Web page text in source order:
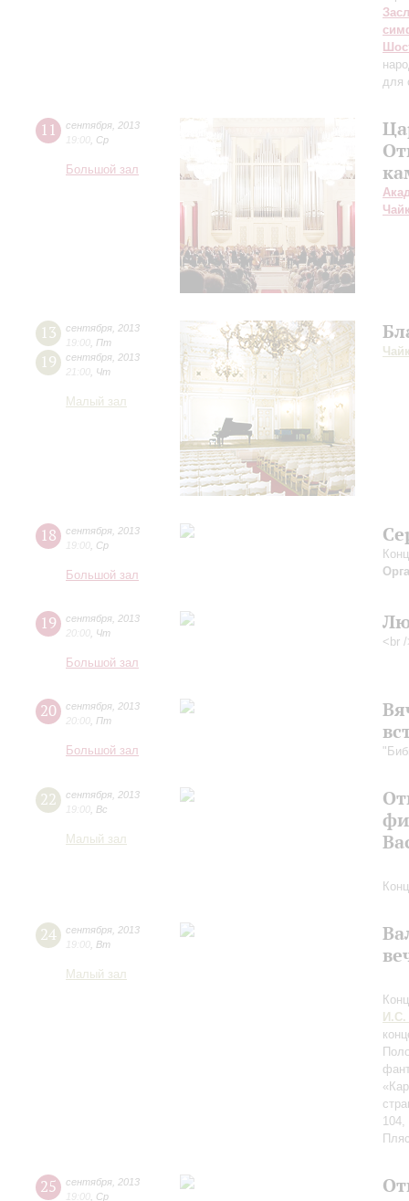
для
11 сентября 2013
19:00 Ср
Большой зал
13 сентября 2013
19:00 Пт
19 сентября 2013
21:00 Чт
Малый зал
18 сентября 2013
19:00 Ср
Большой зал
19 сентября 2013
20:00 Чт
Большой зал
<br
20 сентября 2013
20:00 Пт
Большой зал
22 сентября 2013
19:00 Вс
Малый зал
24 сентября 2013
19:00 Вт
Малый зал
И.С.
25 сентября 2013
19:00 Ср